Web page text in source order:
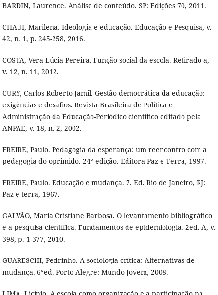
BARDIN, Laurence. Análise de conteúdo. SP: Edições 70, 2011.
CHAUI, Marilena. Ideologia e educação. Educação e Pesquisa, v.
42, n. 1, p. 245-258, 2016.
COSTA, Vera Lúcia Pereira. Função social da escola. Retirado a,
v. 12, n. 11, 2012.
CURY, Carlos Roberto Jamil. Gestão democrática da educação:
exigências e desafios. Revista Brasileira de Política e
Administração da Educação-Periódico científico editado pela
ANPAE, v. 18, n. 2, 2002.
FREIRE, Paulo. Pedagogia da esperança: um reencontro com a
pedagogia do oprimido. 24° edição. Editora Paz e Terra, 1997.
FREIRE, Paulo. Educação e mudança. 7. Ed. Rio de Janeiro, RJ:
Paz e terra, 1967.
GALVÃO, Maria Cristiane Barbosa. O levantamento bibliográfico
e a pesquisa científica. Fundamentos de epidemiologia. 2ed. A, v.
398, p. 1-377, 2010.
GUARESCHI, Pedrinho. A sociologia crítica: Alternativas de
mudança. 6°ed. Porto Alegre: Mundo Jovem, 2008.